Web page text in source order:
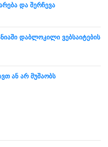
და შერჩევა
დაბლოკილი ვებსაიტების
ან არ მუშაობს